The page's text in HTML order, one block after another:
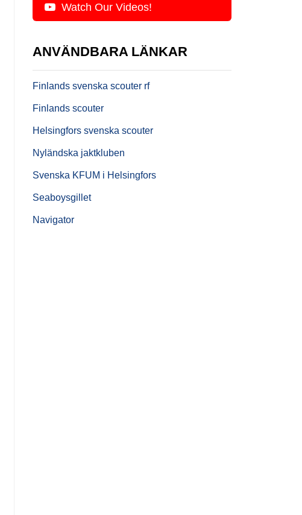
Watch Our Videos!
ANVÄNDBARA LÄNKAR
Finlands svenska scouter rf
Finlands scouter
Helsingfors svenska scouter
Nyländska jaktkluben
Svenska KFUM i Helsingfors
Seaboysgillet
Navigator